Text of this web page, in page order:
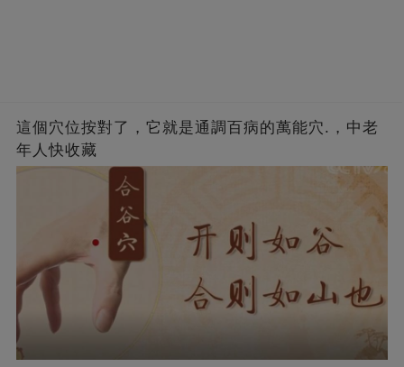
這個穴位按對了，它就是通調百病的萬能穴.，中老
年人快收藏